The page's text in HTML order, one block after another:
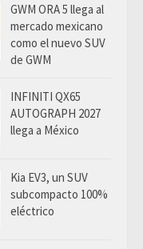
GWM ORA 5 llega al
mercado mexicano
como el nuevo SUV
de GWM
INFINITI QX65
AUTOGRAPH 2027
llega a México
Kia EV3, un SUV
subcompacto 100%
eléctrico